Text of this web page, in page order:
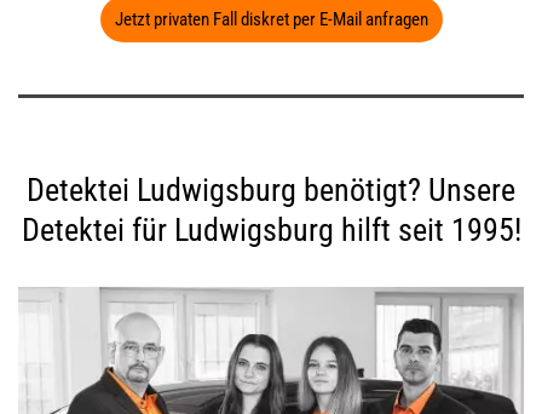
Jetzt privaten Fall diskret per E-Mail anfragen
Detektei Ludwigsburg benötigt? Unsere
Detektei für Ludwigsburg hilft seit 1995!